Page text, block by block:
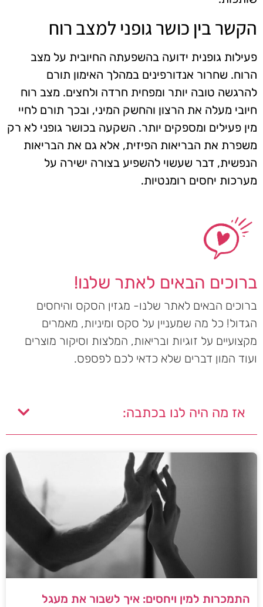
הקשר בין כושר גופני למצב רוח
פעילות גופנית ידועה בהשפעתה החיובית על מצב
הרוח. שחרור אנדורפינים במהלך האימון תורם
להרגשה טובה יותר ומפחית חרדה ולחצים. מצב רוח
חיובי מעלה את הרצון והחשק המיני, ובכך תורם לחיי
מין פעילים ומספקים יותר. השקעה בכושר גופני לא רק
משפרת את הבריאות הפיזית, אלא גם את הבריאות
הנפשית, דבר שעשוי להשפיע בצורה ישירה על
מערכות יחסים רומנטיות.
ברוכים הבאים לאתר שלנו!
ברוכים הבאים לאתר שלנו- מגזין הסקס והיחסים
הגדול! כל מה שמעניין על סקס ומיניות, מאמרים
מקצועיים על זוגיות ובריאות, המלצות וסיקור מוצרים
ועוד המון דברים שלא כדאי לכם לפספס.
אז מה היה לנו בכתבה:
התמכרות למין ויחסים: איך לשבור את מעגל